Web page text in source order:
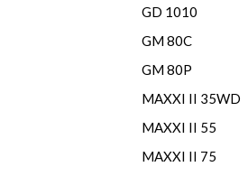
GD 1010
GM 80C
GM 80P
MAXXI II 35WD
MAXXI II 55
MAXXI II 75